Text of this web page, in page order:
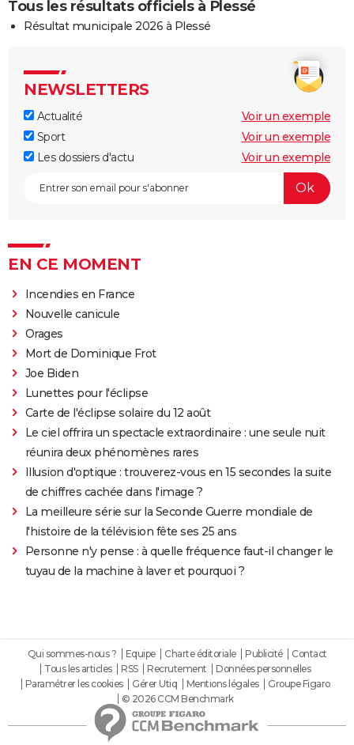
Tous les résultats officiels à Plessé
Résultat municipale 2026 à Plessé
NEWSLETTERS
Actualité
Voir un exemple
Sport
Voir un exemple
Les dossiers d'actu
Voir un exemple
EN CE MOMENT
Incendies en France
Nouvelle canicule
Orages
Mort de Dominique Frot
Joe Biden
Lunettes pour l'éclipse
Carte de l'éclipse solaire du 12 août
Le ciel offrira un spectacle extraordinaire : une seule nuit
réunira deux phénomènes rares
Illusion d'optique : trouverez-vous en 15 secondes la suite
de chiffres cachée dans l'image ?
La meilleure série sur la Seconde Guerre mondiale de
l'histoire de la télévision fête ses 25 ans
Personne n'y pense : à quelle fréquence faut-il changer le
tuyau de la machine à laver et pourquoi ?
Qui sommes-nous ? Equipe Charte éditoriale Publicité
Contact
Tous les articles
RSS Recrutement
Données personnelles
Paramétrer les cookies
Gérer Utiq Mentions légales
Groupe Figaro
© 2026 CCM Benchmark